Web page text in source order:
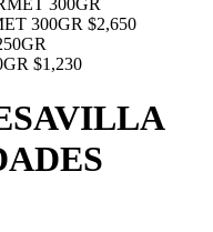
300GR $2,650
$1,230